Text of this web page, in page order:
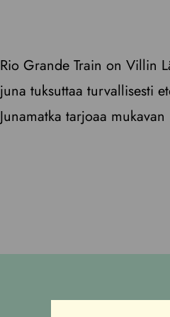
Rio Grande Train on Villin
juna tuksuttaa turvallisesti
Junamatka tarjoaa